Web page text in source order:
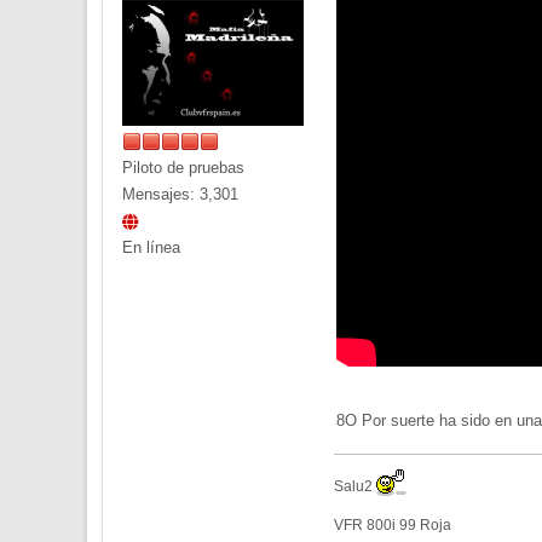
Piloto de pruebas
Mensajes: 3,301
En línea
8O Por suerte ha sido en
Salu2
VFR 800i 99 Roja